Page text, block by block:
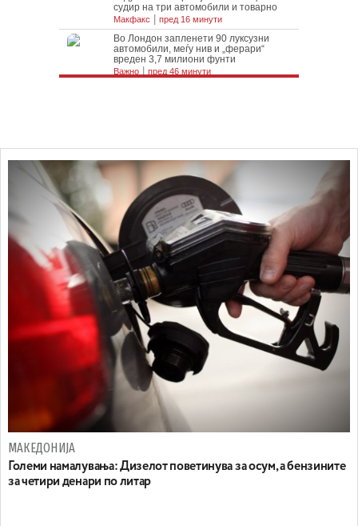
МАКЕДОНИЈА
Големи намалувања: Дизелот поветинува за осум, а бензините
за четири денари по литар